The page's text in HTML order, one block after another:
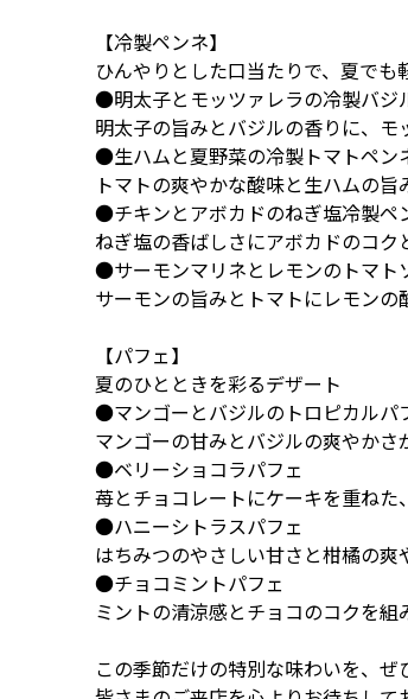
【冷製ペンネ】
ひんやりとした口当たりで、夏でも
●明太子とモッツァレラの冷製バジ
明太子の旨みとバジルの香りに、モ
●生ハムと夏野菜の冷製トマトペン
トマトの爽やかな酸味と生ハムの旨
●チキンとアボカドのねぎ塩冷製ペ
ねぎ塩の香ばしさにアボカドのコク
●サーモンマリネとレモンのトマト
サーモンの旨みとトマトにレモンの
【パフェ】
夏のひとときを彩るデザート
●マンゴーとバジルのトロピカルパ
マンゴーの甘みとバジルの爽やかさ
●ベリーショコラパフェ
苺とチョコレートにケーキを重ねた
●ハニーシトラスパフェ
はちみつのやさしい甘さと柑橘の爽
●チョコミントパフェ
ミントの清涼感とチョコのコクを組
この季節だけの特別な味わいを、ぜ